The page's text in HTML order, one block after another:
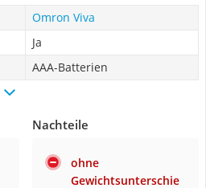
Omron Viva
Ja
AAA-Batterien
Nachteile
ohne
Gewichtsunterschie